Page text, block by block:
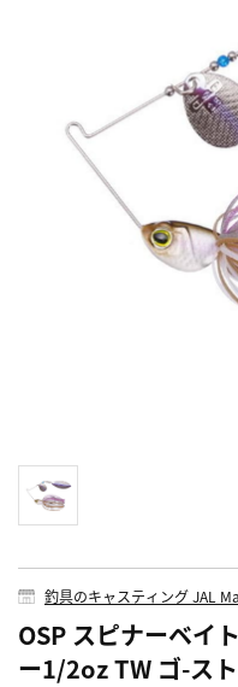
釣具のキャスティング JAL
OSP スピナーベイ
ー1/2oz TW ゴ-ス